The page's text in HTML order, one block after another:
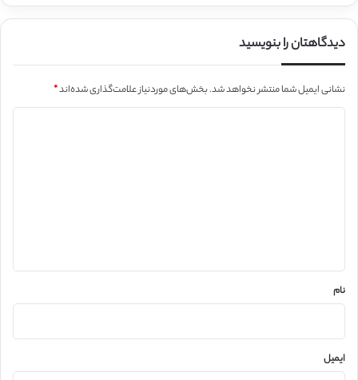
دیدگاهتان را بنویسید
نشانی ایمیل شما منتشر نخواهد شد.بخش‌های موردنیاز علامت‌گذاری شده‌اند*
نام
ایمیل